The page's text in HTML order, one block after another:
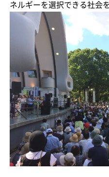
ネルギーを選択できる社会